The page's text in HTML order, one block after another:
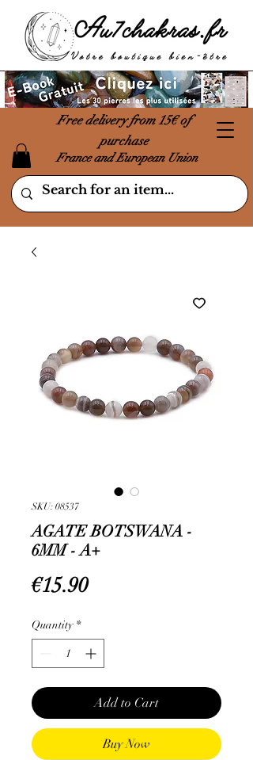
Free delivery from 15€ of
purchase
France and European Union
SKU: 08537
AGATE BOTSWANA -
6MM - A+
€15.90Price
Quantity *
Add to Cart
Buy Now